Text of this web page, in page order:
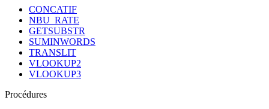
CONCATIF
NBU_RATE
GETSUBSTR
SUMINWORDS
TRANSLIT
VLOOKUP2
VLOOKUP3
Procédures